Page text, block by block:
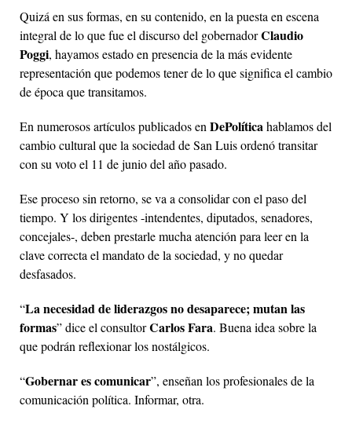
Quizá en sus formas, en su contenido, en la puesta en escena
integral de lo que fue el discurso del gobernadorClaudio
Poggi, hayamos estado en presencia de la más evidente
representación que podemos tener de lo que significa el cambio
de época que transitamos.
En numerosos artículos publicados en DePolíticahablamos del
cambio cultural que la sociedad de San Luis ordenó transitar
con su voto el 11 de junio del año pasado.
Ese proceso sin retorno, se va a consolidar con el paso del
tiempo. Y los dirigentes -intendentes, diputados, senadores,
concejales-, deben prestarle mucha atención para leer en la
clave correcta el mandato de la sociedad, y no quedar
desfasados.
“La necesidad de liderazgos no desaparece; mutan las
formas” dice el consultorCarlos Fara. Buena idea sobre la
que podrán reflexionar los nostálgicos.
“Gobernar es comunicar”, enseñan los profesionales de la
comunicación política. Informar, otra.